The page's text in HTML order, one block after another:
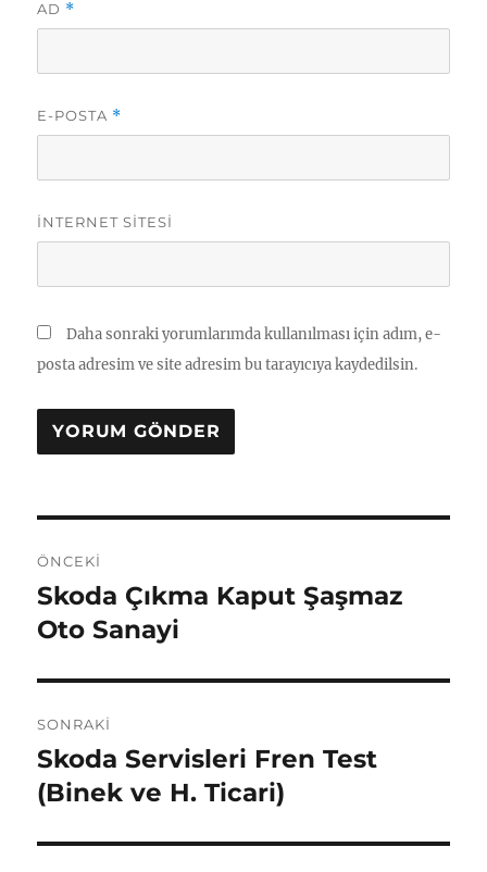
AD *
E-POSTA *
İNTERNET SITESI
Daha sonraki yorumlarımda kullanılması için adım, e-
posta adresim ve site adresim bu tarayıcıya kaydedilsin.
gezinmesi
ÖNCEKI
Önceki
yazı:
Skoda Çıkma Kaput Şaşmaz
Oto Sanayi
SONRAKI
Sonraki
yazı:
Skoda Servisleri Fren Test
(Binek ve H. Ticari)